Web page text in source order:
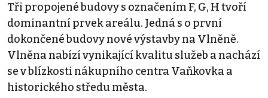
Tři propojené budovy s označením F, G, H tvoří
dominantní prvek areálu. Jedná s o první
dokončené budovy nové výstavby na Vlněně.
Vlněna nabízí vynikající kvalitu služeb a nachází
se v blízkosti nákupního centra Vaňkovka a
historického středu města.